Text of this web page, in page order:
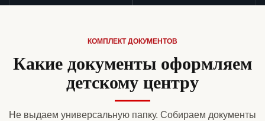
КОМПЛЕКТ ДОКУМЕНТОВ
Какие документы оформляем
детскому центру
Не выдаем универсальную папку. Собираем документы